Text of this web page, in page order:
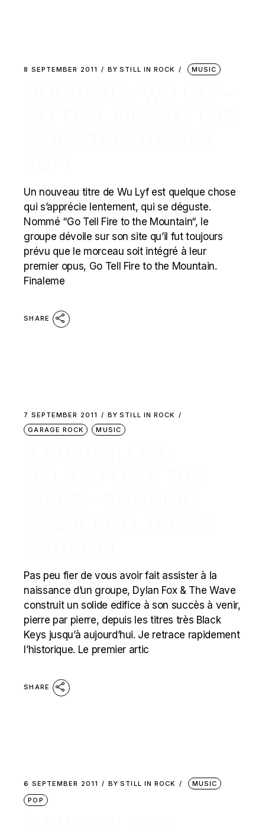
8 SEPTEMBER 2011 BY STILL IN ROCK MUSIC
Un nouveau titre de Wu Lyf est quelque chose
qui s’apprécie lentement, qui se déguste.
Nommé “Go Tell Fire to the Mountain“, le
groupe dévoile sur son site qu’il fut toujours
prévu que le morceau soit intégré à leur
premier opus, Go Tell Fire to the Mountain.
Finaleme
SHARE
7 SEPTEMBER 2011 BY STILL IN ROCK
GARAGE ROCK
MUSIC
Pas peu fier de vous avoir fait assister à la
naissance d’un groupe, Dylan Fox & The Wave
construit un solide edifice à son succès à venir,
pierre par pierre, depuis les titres très Black
Keys jusqu’à aujourd’hui. Je retrace rapidement
l’historique. Le premier artic
SHARE
6 SEPTEMBER 2011 BY STILL IN ROCK
MUSIC
POP